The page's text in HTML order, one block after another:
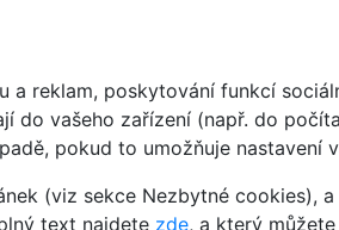
a reklam, poskytování funkcí
do vašeho zařízení (např. do
pokud to umožňuje nastavení
(viz sekce Nezbytné cookies),
text najdete zde, a který